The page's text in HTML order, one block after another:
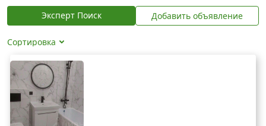
Эксперт Поиск Добавить объявление
Сортировка